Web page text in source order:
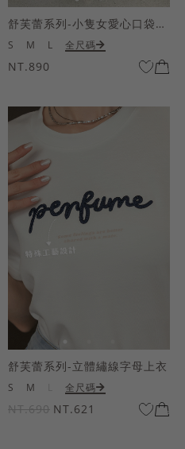
舒芙蕾系列-小隻女愛心口袋寬褲
S M L 全尺碼
NT.890
舒芙蕾系列-立體繡線字母上衣
S M 全尺碼
NT.690 NT.621